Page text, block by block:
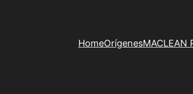
HomeOrígenesMACLEAN